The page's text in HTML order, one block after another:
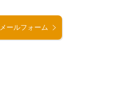
メールフォーム